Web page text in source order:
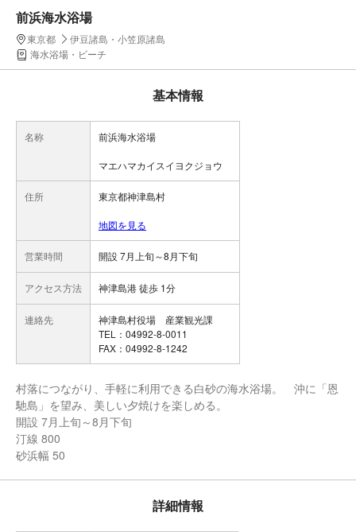
前浜海水浴場
東京都
伊豆諸島・小笠原諸島
海水浴場・ビーチ
基本情報
名称 前浜海水浴場
マエハマカイスイヨクジョウ
住所 東京都神津島村
地図を見る
営業時間 開設 7月上旬～8月下旬
アクセス方法 神津島港 徒歩 1分
連絡先
神津島村役場 産業観光課
TEL：04992-8-0011
FAX：04992-8-1242
村落につながり、手軽に利用できる白砂の海水浴場。 沖に「恩
馳島」を望み、美しい夕焼けを楽しめる。
開設 7月上旬～8月下旬
汀線 800
砂浜幅 50
詳細情報